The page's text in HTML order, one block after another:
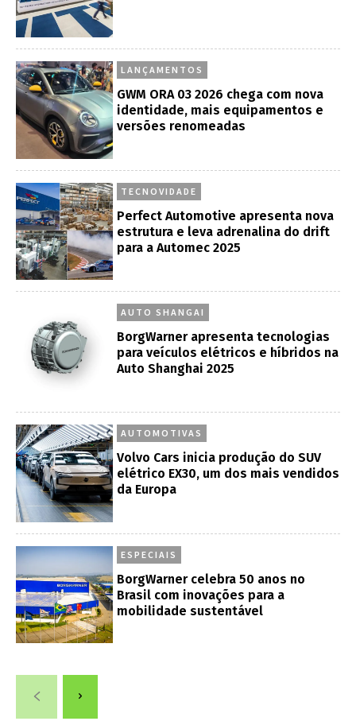
LANÇAMENTOS
GWM ORA 03 2026 chega com nova
identidade, mais equipamentos e
versões renomeadas
TECNOVIDADE
Perfect Automotive apresenta nova
estrutura e leva adrenalina do drift
para a Automec 2025
AUTO SHANGAI
BorgWarner apresenta tecnologias
para veículos elétricos e híbridos na
Auto Shanghai 2025
AUTOMOTIVAS
Volvo Cars inicia produção do SUV
elétrico EX30, um dos mais vendidos
da Europa
ESPECIAIS
BorgWarner celebra 50 anos no
Brasil com inovações para a
mobilidade sustentável